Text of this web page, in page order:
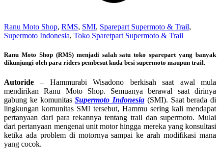
Ranu Moto Shop, RMS, SMI, Sparepart Supermoto & Trail,
Supermoto Indonesia, Toko Sparetpart Supermoto & Trail
Ranu Moto Shop (RMS) menjadi salah satu toko sparepart yang banyak
dikunjungi oleh para riders pembesut kuda besi supermoto maupun trail.
Autoride – Hammurabi Wisadono berkisah saat awal mula
mendirikan Ranu Moto Shop. Semuanya berawal saat dirinya
gabung ke komunitasSupermoto Indonesia (SMI). Saat berada di
lingkungan komunitas SMI tersebut, Hammu sering kali mendapat
pertanyaan dari para rekannya tentang trail dan supermoto. Mulai
dari pertanyaan mengenai unit motor hingga mereka yang konsultasi
ketika ada problem di motornya sampai ke arah modifikasi mana
yang cocok.